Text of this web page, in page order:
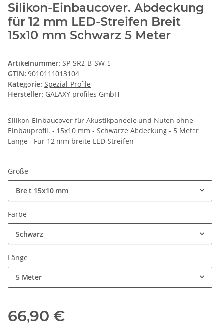
Silikon-Einbaucover. Abdeckung
für 12 mm LED-Streifen Breit
15x10 mm Schwarz 5 Meter
Artikelnummer: SP-SR2-B-SW-5
GTIN: 9010111013104
Kategorie: Spezial-Profile
Hersteller: GALAXY profiles GmbH
Silikon-Einbaucover für Akustikpaneele und Nuten ohne
Einbauprofil. - 15x10 mm - Schwarze Abdeckung - 5 Meter
Länge - Für 12 mm breite LED-Streifen
Größe
Breit 15x10 mm
Farbe
Schwarz
Länge
5 Meter
66,90 €